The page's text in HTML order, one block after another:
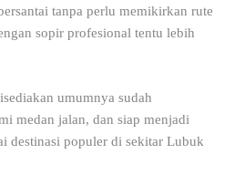
tanpa perlu memikirkan rute
sopir profesional tentu lebih
umumnya sudah
medan jalan, dan siap menjadi
destinasi populer di sekitar Lubuk